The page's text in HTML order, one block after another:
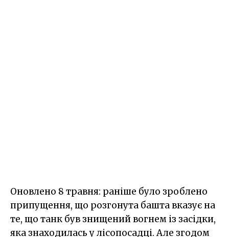
Оновлено 8 травня: раніше було зроблено
припущення, що розгонута башта вказує на
те, що танк був знищений вогнем із засідки,
яка знаходилась у лісопосадці. Але згодом